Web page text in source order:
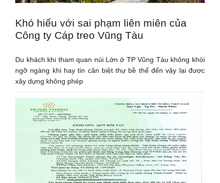
Khó hiểu với sai phạm liên miên của
Công ty Cáp treo Vũng Tàu
Du khách khi tham quan núi Lớn ở TP Vũng Tàu không khỏi
ngỡ ngàng khi hay tin căn biệt thự bề thế đến vậy lại được
xây dựng không phép